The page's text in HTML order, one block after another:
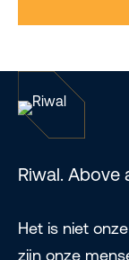
Riwal. Above
Het is niet
zijn onze